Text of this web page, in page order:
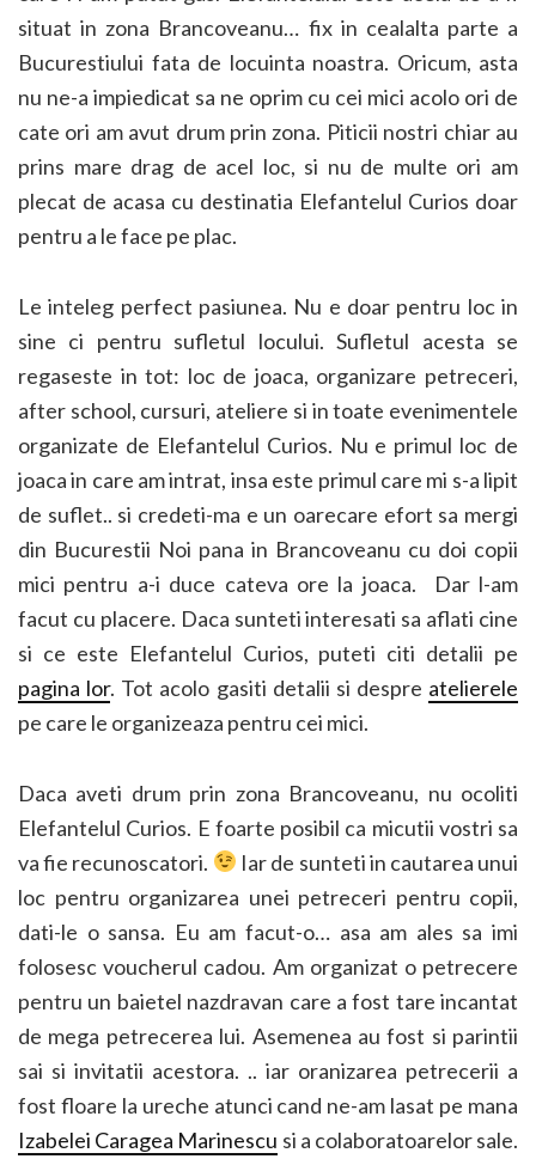
situat in zona Brancoveanu… fix in cealalta parte a
Bucurestiului fata de locuinta noastra. Oricum, asta
nu ne-a impiedicat sa ne oprim cu cei mici acolo ori de
cate ori am avut drum prin zona. Piticii nostri chiar au
prins mare drag de acel loc, si nu de multe ori am
plecat de acasa cu destinatia Elefantelul Curios doar
pentru a le face pe plac.
Le inteleg perfect pasiunea. Nu e doar pentru loc in
sine ci pentru sufletul locului. Sufletul acesta se
regaseste in tot: loc de joaca, organizare petreceri,
after school, cursuri, ateliere si in toate evenimentele
organizate de Elefantelul Curios. Nu e primul loc de
joaca in care am intrat, insa este primul care mi s-a lipit
de suflet.. si credeti-ma e un oarecare efort sa mergi
din Bucurestii Noi pana in Brancoveanu cu doi copii
mici pentru a-i duce cateva ore la joaca. Dar l-am
facut cu placere. Daca sunteti interesati sa aflati cine
si ce este Elefantelul Curios, puteti citi detalii pe
pagina lor. Tot acolo gasiti detalii si despre atelierele
pe care le organizeaza pentru cei mici.
Daca aveti drum prin zona Brancoveanu, nu ocoliti
Elefantelul Curios. E foarte posibil ca micutii vostri sa
va fie recunoscatori.
Iar de sunteti in cautarea unui
loc pentru organizarea unei petreceri pentru copii,
dati-le o sansa. Eu am facut-o… asa am ales sa imi
folosesc voucherul cadou. Am organizat o petrecere
pentru un baietel nazdravan care a fost tare incantat
de mega petrecerea lui. Asemenea au fost si parintii
sai si invitatii acestora. .. iar oranizarea petrecerii a
fost floare la ureche atunci cand ne-am lasat pe mana
Izabelei Caragea Marinescu si a colaboratoarelor sale.